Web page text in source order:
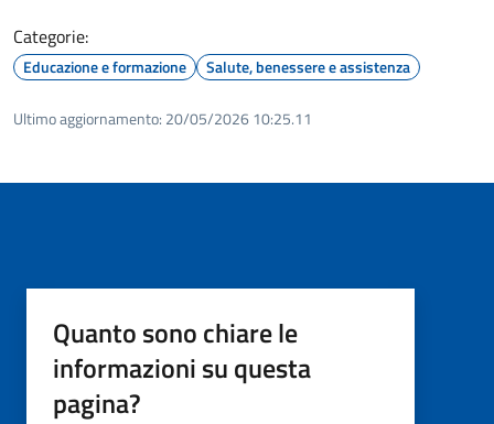
Categorie:
Educazione e formazione Salute, benessere e assistenza
Ultimo aggiornamento: 20/05/2026 10:25.11
Quanto sono chiare le
informazioni su questa
pagina?